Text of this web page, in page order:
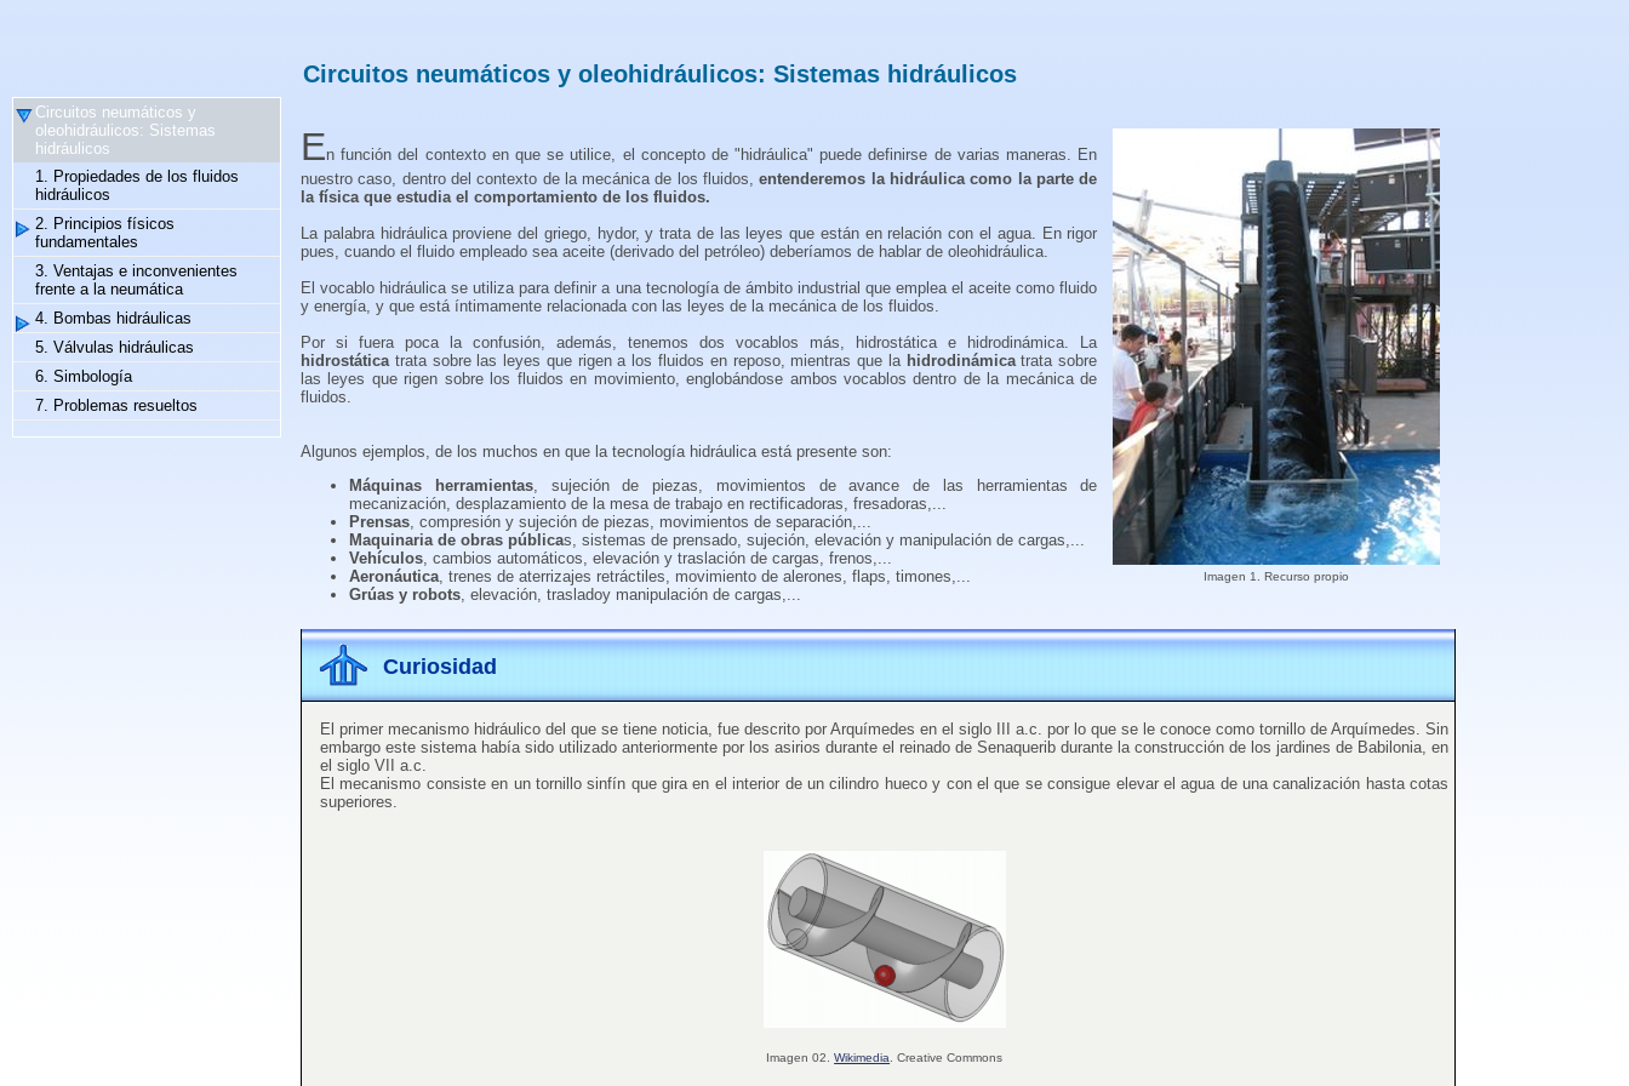
Circuitos neumáticos y
oleohidráulicos: Sistemas
hidráulicos
1. Propiedades de los fluidos
hidráulicos
2. Principios físicos
fundamentales
3. Ventajas e inconvenientes
frente a la neumática
4. Bombas hidráulicas
5. Válvulas hidráulicas
6. Simbología
7. Problemas resueltos
Circuitos neumáticos y oleohidráulicos: Sistemas hidráulicos
Imagen 1. Recurso propio
En función del contexto en que se utilice, el concepto de "hidráulica" puede definirse de varias maneras. En
nuestro caso, dentro del contexto de la mecánica de los fluidos,entenderemos la hidráulica como la parte de
la física que estudia el comportamiento de los fluidos.
La palabra hidráulica proviene del griego, hydor, y trata de las leyes que están en relación con el agua. En rigor
pues, cuando el fluido empleado sea aceite (derivado del petróleo) deberíamos de hablar de oleohidráulica.
El vocablo hidráulica se utiliza para definir a una tecnología de ámbito industrial que emplea el aceite como fluido
y energía, y que está íntimamente relacionada con las leyes de la mecánica de los fluidos.
Por si fuera poca la confusión, además, tenemos dos vocablos más, hidrostática e hidrodinámica. La
hidrostáticatrata sobre las leyes que rigen a los fluidos en reposo, mientras que la hidrodinámicatrata sobre
las leyes que rigen sobre los fluidos en movimiento, englobándose ambos vocablos dentro de la mecánica de
fluidos.
Algunos ejemplos, de los muchos en que la tecnología hidráulica está presente son:
Máquinas herramientas, sujeción de piezas, movimientos de avance de las herramientas de
mecanización, desplazamiento de la mesa de trabajo en rectificadoras, fresadoras,...
Prensas , compresión y sujeción de piezas, movimientos de separación,...
Maquinaria de obras públicas, sistemas de prensado, sujeción, elevación y manipulación de cargas,...
Vehículos , cambios automáticos, elevación y traslación de cargas, frenos,...
Aeronáutica , trenes de aterrizajes retráctiles, movimiento de alerones, flaps, timones,...
Grúas y robots , elevación, trasladoy manipulación de cargas,...
Curiosidad
El primer mecanismo hidráulico del que se tiene noticia, fue descrito por Arquímedes en el siglo III a.c. por lo que se le conoce como tornillo de Arquímedes. Sin
embargo este sistema había sido utilizado anteriormente por los asirios durante el reinado de Senaquerib durante la construcción de los jardines de Babilonia, en
el siglo VII a.c.
El mecanismo consiste en un tornillo sinfín que gira en el interior de un cilindro hueco y con el que se consigue elevar el agua de una canalización hasta cotas
superiores.
Imagen 02.Wikimedia . Creative Commons